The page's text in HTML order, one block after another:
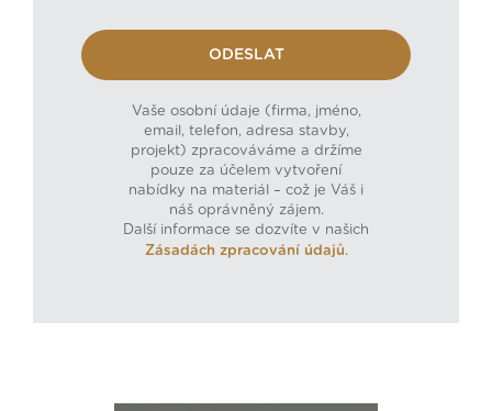
Vaše osobní údaje (firma, jméno,
email, telefon, adresa stavby,
projekt) zpracováváme a držíme
pouze za účelem vytvoření
nabídky na materiál – což je Váš i
náš oprávněný zájem.
Další informace se dozvíte v našich
Zásadách zpracování údajů.